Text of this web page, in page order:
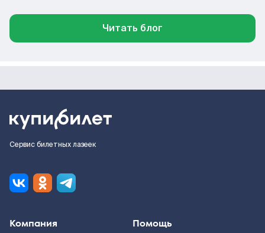
Читать блог
Сервис билетных лазеек
Компания Помощь